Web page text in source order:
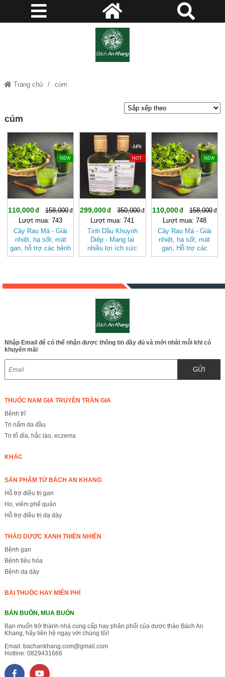
Trang chủ cúm
cúm
-30%
NEW
110,000
158,000
Lượt mua: 743
Cây Rau Má - Giải
nhiệt, hạ sốt, mát
gan, hỗ trợ các bệnh
về đường tiêu hóa
-14%
HOT
299,000
350,000
Lượt mua: 741
Tinh Dầu Khuynh
Diệp - Mang lại
nhiều lợi ích sức
khỏe cho trẻ sơ sinh
quan đến đường hô
hấp JD229
tinhdaukhuynhdiep
-30%
NEW
110,000
158,000
Lượt mua: 748
Cây Rau Má - Giải
nhiệt, hạ sốt, mát
gan, Hỗ trợ các
bệnh về đường tiêu
Nhập Email để có thể nhận được thông tin đầy đủ và mới nhất mỗi khi có
khuyến mãi
GỬI
THUỐC NAM GIA TRUYỀN TRẦN GIA
Bệnh trĩ
Trị nấm da đầu
Trị tổ đỉa, hắc lào, eczema
KHÁC
SẢN PHẨM TỪ BÁCH AN KHANG
Hỗ trợ điều trị gan
Ho, viêm phế quản
Hỗ trợ điều trị dạ dày
THẢO DƯỢC XANH THIÊN NHIÊN
Bệnh gan
Bệnh tiêu hóa
Bệnh dạ dày
BÀI THUỐC HAY MIỄN PHÍ
BÁN BUÔN, MUA BUÔN
Bạn muốn trở thành nhà cung cấp hay phân phối của dược thảo Bách An
Khang, hãy liên hệ ngay với chúng tôi!
Email: bachankhang.com@gmail.com
Hotline: 0829431666